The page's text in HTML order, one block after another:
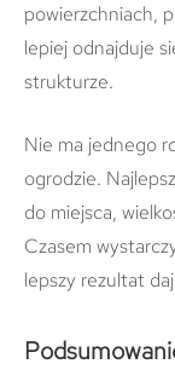
powierzchniach,
lepiej odnajduje
strukturze.
Nie ma jednego
ogrodzie.
do miejsca,
Czasem
lepszy rezultat